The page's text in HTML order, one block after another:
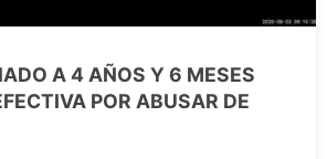
A 4 AÑOS Y 6 MESES
POR ABUSAR DE